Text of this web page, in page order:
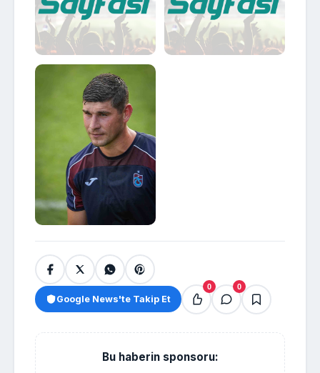
Google News'te Takip Et
0 0
Bu haberin sponsoru: